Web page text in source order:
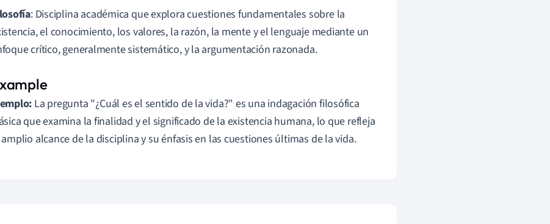
: Disciplina académica que explora cuestiones fundamentales sobre la
el conocimiento, los valores, la razón, la mente y el lenguaje mediante un
crítico, generalmente sistemático, y la argumentación razonada.
La pregunta "¿Cuál es el sentido de la vida?" es una indagación filosófica
que examina la finalidad y el significado de la existencia humana, lo que refleja
alcance de la disciplina y su énfasis en las cuestiones últimas de la vida.